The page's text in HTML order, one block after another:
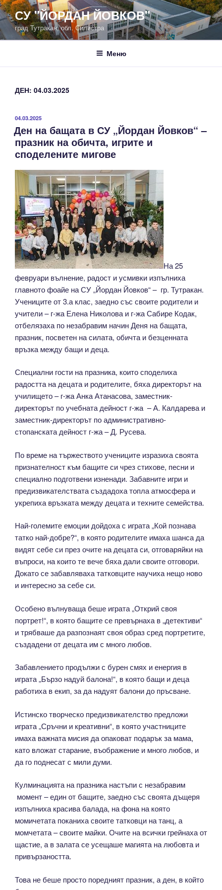
Напред
към
съдържанието
СУ "ЙОРДАН ЙОВКОВ"
град Тутракан, обл. Силистра
Меню
ДЕН: 04.03.2025
ПУБЛИКУВАНО
НА
04.03.2025
Ден на бащата в СУ „Йордан Йовков“ –
празник на обичта, игрите и
споделените мигове
На 25
февруари вълнение, радост и усмивки изпълниха
главното фоайе на СУ „Йордан Йовков“ – гр. Тутракан.
Учениците от 3.а клас, заедно със своите родители и
учители – г-жа Елена Николова и г-жа Сабире Кодак,
отбелязаха по незабравим начин Деня на бащата,
празник, посветен на силата, обичта и безценната
връзка между бащи и деца.
Специални гости на празника, които споделиха
радостта на децата и родителите, бяха директорът на
училището – г-жа Анка Атанасова, заместник-
директорът по учебната дейност г-жа – А. Калдарева и
заместник-директорът по административно-
стопанската дейност г-жа – Д. Русева.
По време на тържеството учениците изразиха своята
признателност към бащите си чрез стихове, песни и
специално подготвени изненади. Забавните игри и
предизвикателствата създадоха топла атмосфера и
укрепиха връзката между децата и техните семейства.
Най-големите емоции дойдоха с играта „Кой познава
татко най-добре?“, в която родителите имаха шанса да
видят себе си през очите на децата си, отговаряйки на
въпроси, на които те вече бяха дали своите отговори.
Докато се забавляваха татковците научиха нещо ново
и интересно за себе си.
Особено вълнуваща беше играта „Открий своя
портрет!“, в която бащите се превърнаха в „детективи“
и трябваше да разпознаят своя образ сред портретите,
създадени от децата им с много любов.
Забавлението продължи с бурен смях и енергия в
играта „Бързо надуй балона!“, в която бащи и деца
работиха в екип, за да надуят балони до пръсване.
Истинско творческо предизвикателство предложи
играта „Сръчни и креативни“, в която участниците
имаха важната мисия да опаковат подарък за мама,
като вложат старание, въображение и много любов, и
да го поднесат с мили думи.
Кулминацията на празника настъпи с незабравим
момент – един от бащите, заедно със своята дъщеря
изпълниха красива балада, на фона на която
момичетата поканиха своите татковци на танц, а
момчетата – своите майки. Очите на всички грейнаха от
щастие, а в залата се усещаше магията на любовта и
привързаността.
Това не беше просто поредният празник, а ден, в който